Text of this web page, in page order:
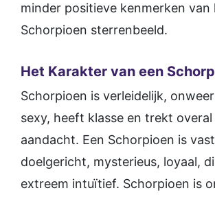
minder positieve kenmerken van
Schorpioen sterrenbeeld.
Het Karakter van een
Schorpioen is verleidelijk,
sexy, heeft klasse en trekt overal
aandacht. Een Schorpioen is
doelgericht, mysterieus, loyaal,
extreem intuïtief. Schorpioen is